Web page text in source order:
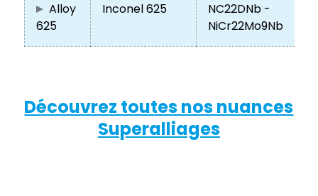
Alloy
625
Inconel 625
NC22DNb -
NiCr22Mo9Nb
Découvrez toutes nos nuances
Superalliages